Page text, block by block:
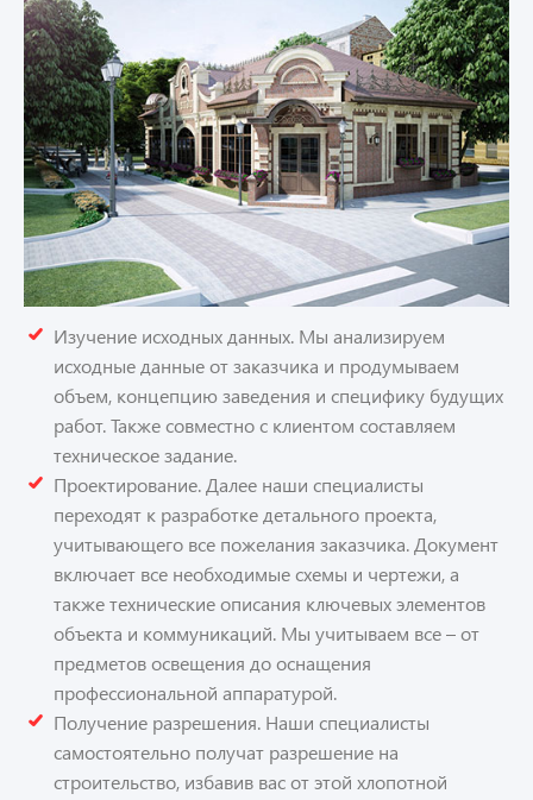
Изучение исходных данных. Мы анализируем
исходные данные от заказчика и продумываем
объем, концепцию заведения и специфику будущих
работ. Также совместно с клиентом составляем
техническое задание.
Проектирование. Далее наши специалисты
переходят к разработке детального проекта,
учитывающего все пожелания заказчика. Документ
включает все необходимые схемы и чертежи, а
также технические описания ключевых элементов
объекта и коммуникаций. Мы учитываем все – от
предметов освещения до оснащения
профессиональной аппаратурой.
Получение разрешения. Наши специалисты
самостоятельно получат разрешение на
строительство, избавив вас от этой хлопотной